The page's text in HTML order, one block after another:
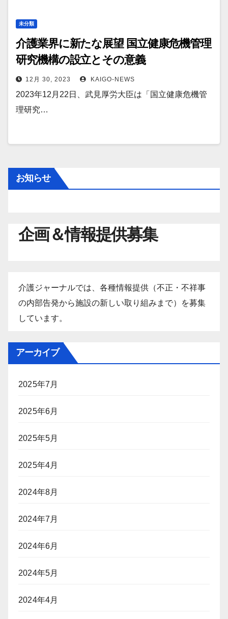
未分類
介護業界に新たな展望 国立健康危機管理
研究機構の設立とその意義
12月 30, 2023 KAIGO-NEWS
2023年12月22日、武見厚労大臣は「国立健康危機管
理研究…
お知らせ
企画＆情報提供募集
介護ジャーナルでは、各種情報提供（不正・不祥事
の内部告発から施設の新しい取り組みまで）を募集
しています。
アーカイブ
2025年7月
2025年6月
2025年5月
2025年4月
2024年8月
2024年7月
2024年6月
2024年5月
2024年4月